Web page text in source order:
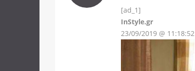
[ad_1]
InStyle.gr
23/09/2019 @ 11:18:52